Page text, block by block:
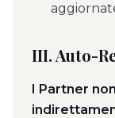
III. Auto-
I Partner